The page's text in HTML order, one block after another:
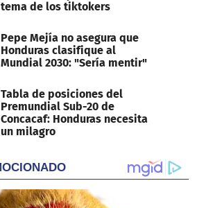
tema de los tiktokers
Pepe Mejía no asegura que
Honduras clasifique al
Mundial 2030: "Sería mentir"
Tabla de posiciones del
Premundial Sub-20 de
Concacaf: Honduras necesita
un milagro